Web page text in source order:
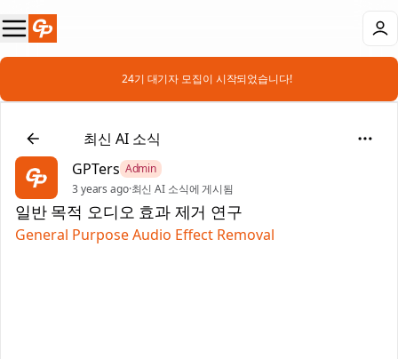
📣 24기 대기자 모집이 시작되었습니다!
📰최신 AI 소식
GPTers Admin
3 years ago·최신 AI 소식에 게시됨
일반 목적 오디오 효과 제거 연구
General Purpose Audio Effect Removal